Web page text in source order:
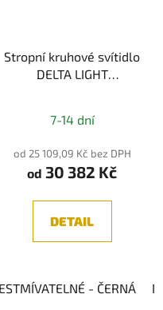
- BÍLÁ DIM 1
Stropní kruhové svítidlo
DELTA LIGHT
7-14 dní
od 25 109,09 Kč bez DPH
od 30 382 Kč
DETAIL
- ČERNÁ